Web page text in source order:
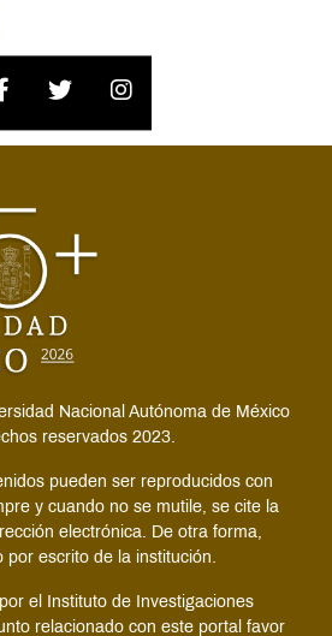
Nacional Autónoma de México
reservados 2023.
pueden ser reproducidos con
y cuando no se mutile, se cite la
electrónica. De otra forma,
por escrito de la institución.
el Instituto de Investigaciones
relacionado con este portal favor